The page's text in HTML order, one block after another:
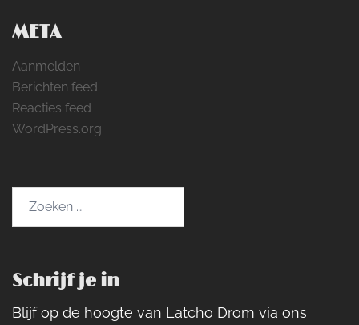
META
Aanmelden
Berichten feed
Reacties feed
WordPress.org
Schrijf je in
Blijf op de hoogte van Latcho Drom via ons